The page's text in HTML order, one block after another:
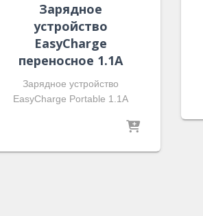
Зарядное
устройство
EasyCharge
переносное 1.1A
Зарядное устройство
EasyCharge Portable 1.1A